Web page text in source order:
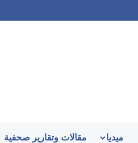
ميديا مقالات وتقارير صحفية